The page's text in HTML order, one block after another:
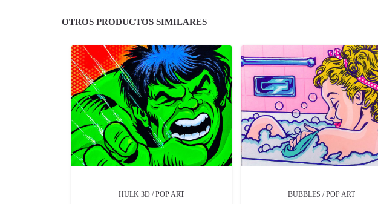
OTROS PRODUCTOS SIMILARES
HULK 3D / POP ART BUBBLES / POP ART